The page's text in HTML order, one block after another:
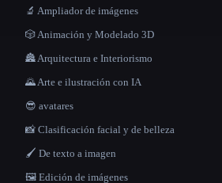
🔬 Ampliador de imágenes
🎲 Animación y Modelado 3D
🏯 Arquitectura e Interiorismo
🌄 Arte e ilustración con IA
😎 avatares
📸 Clasificación facial y de belleza
🖌️ De texto a imagen
🖼️ Edición de imágenes